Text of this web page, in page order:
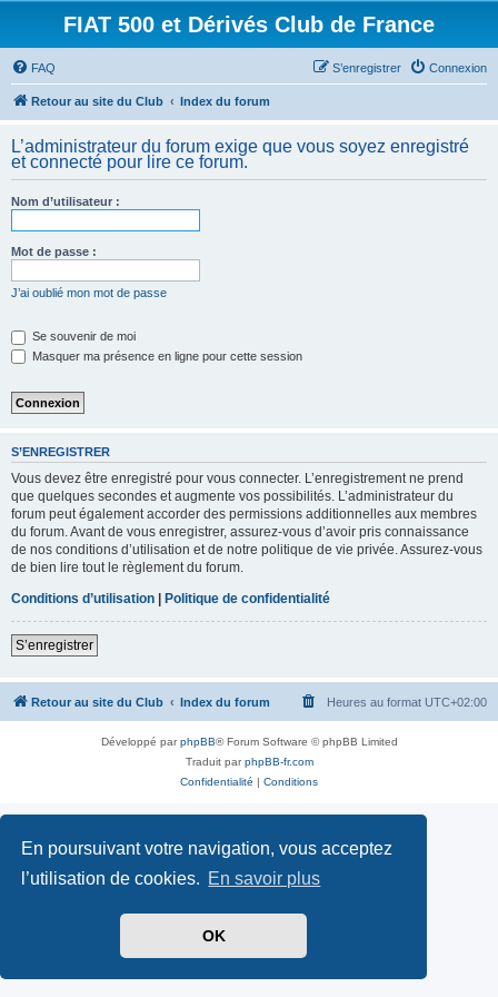
En poursuivant votre navigation, vous acceptez
l’utilisation de cookies. En savoir plus
OK
FIAT 500 et Dérivés Club de France
FAQ Connexion
S’enregistrer
Retour au site du Club Index du forum
L’administrateur du forum exige que vous soyez enregistré
et connecté pour lire ce forum.
Nom d’utilisateur :
Mot de passe :
J’ai oublié mon mot de passe
Se souvenir de moi
Masquer ma présence en ligne pour cette session
S’ENREGISTRER
Vous devez être enregistré pour vous connecter. L’enregistrement ne prend
que quelques secondes et augmente vos possibilités. L’administrateur du
forum peut également accorder des permissions additionnelles aux membres
du forum. Avant de vous enregistrer, assurez-vous d’avoir pris connaissance
de nos conditions d’utilisation et de notre politique de vie privée. Assurez-vous
de bien lire tout le règlement du forum.
Conditions d’utilisation | Politique de confidentialité
S’enregistrer
Retour au site du Club Index du forum Heures au format UTC+02:00
Développé parphpBB® Forum Software © phpBB Limited
Traduit parphpBB-fr.com
Confidentialité | Conditions